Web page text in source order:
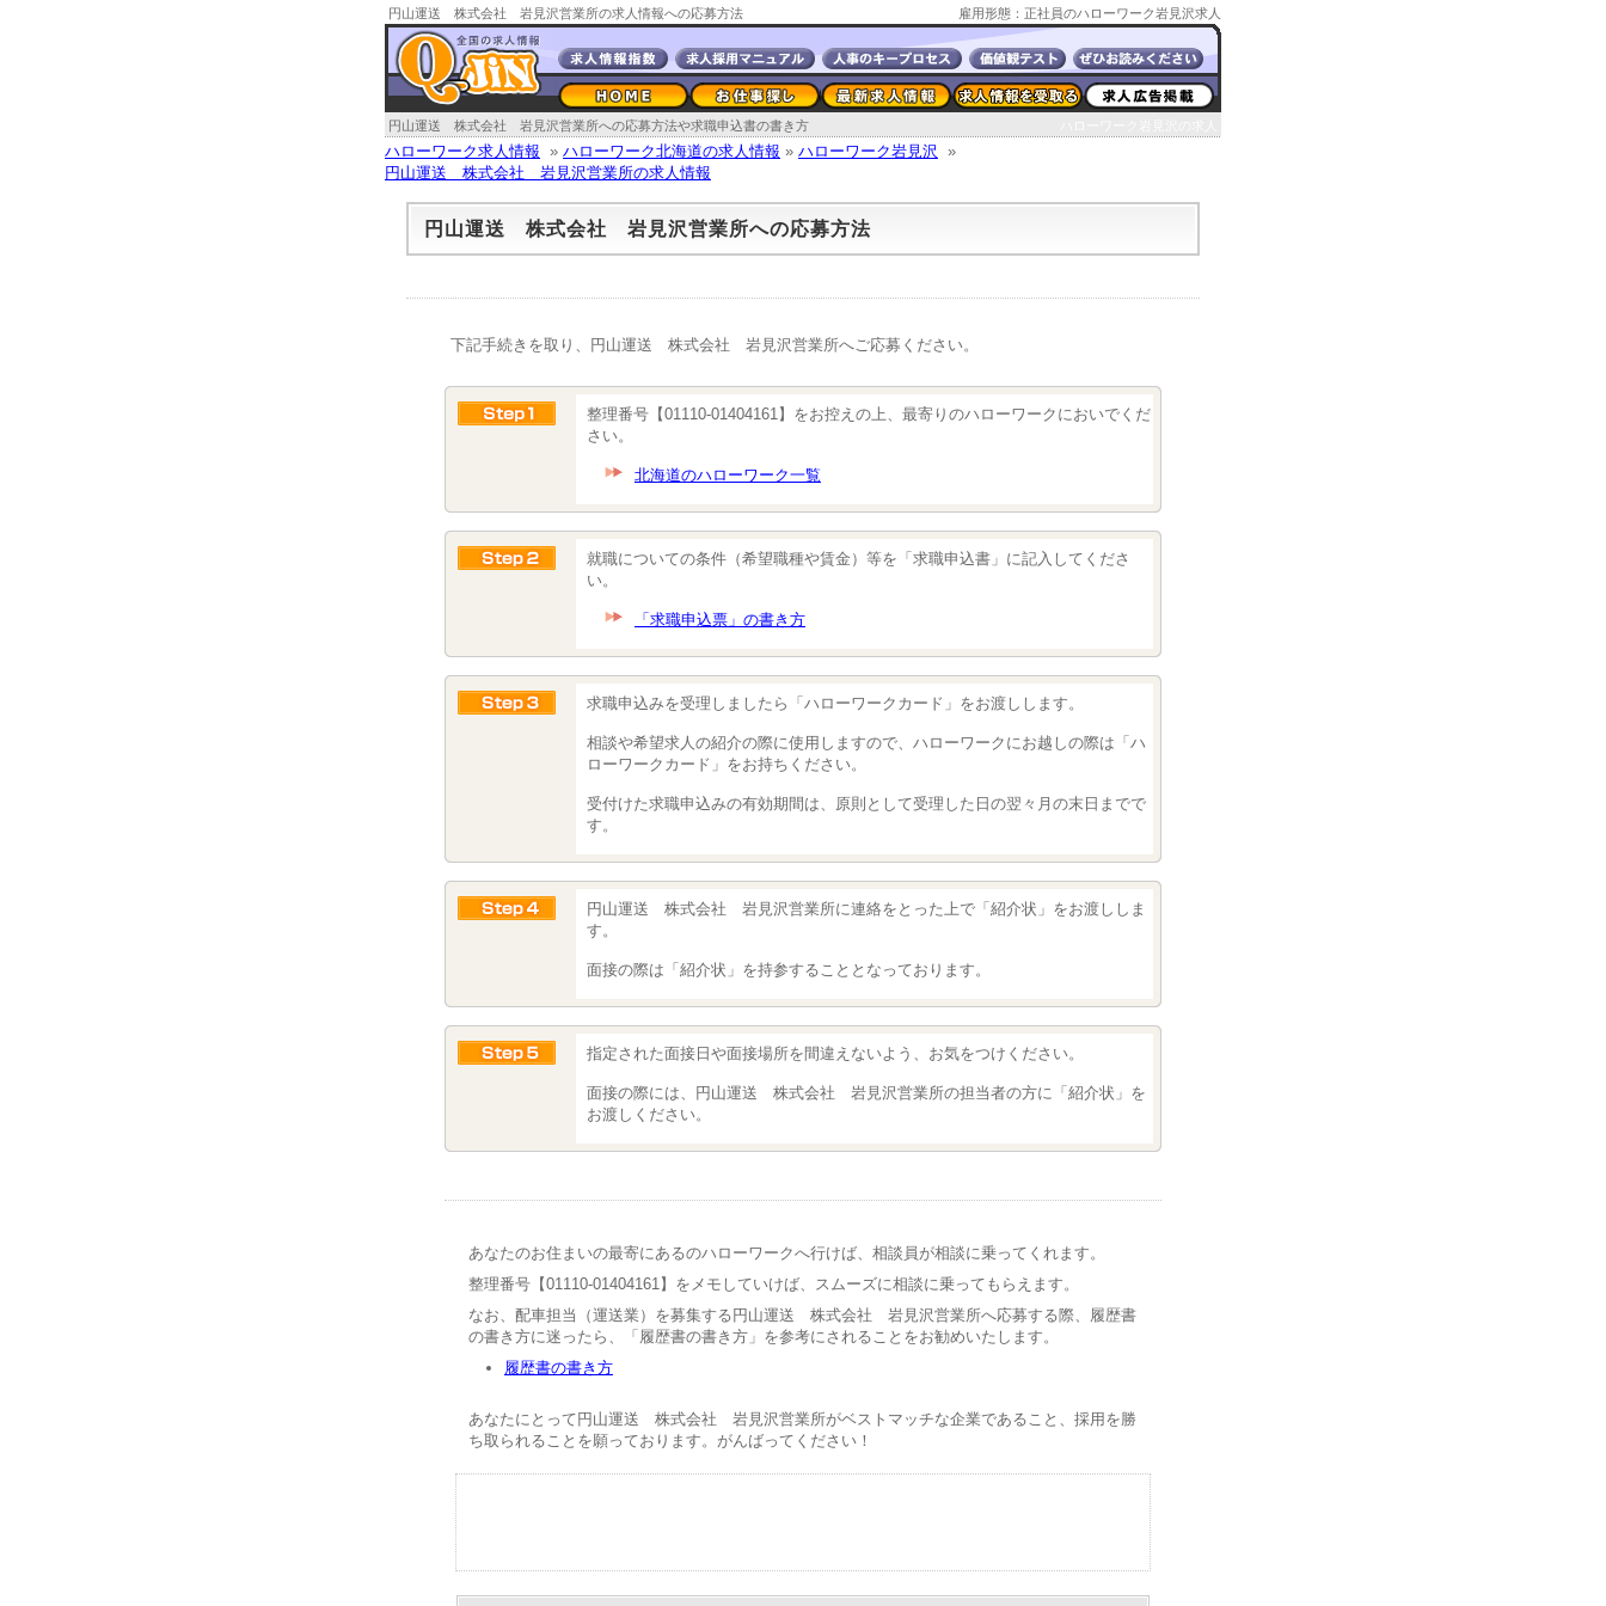
円山運送 株式会社 岩見沢営業所の求人情報への応募方法 雇用形態：正社員のハローワーク岩見沢求人
円山運送 株式会社 岩見沢営業所への応募方法や求職申込書の書き方
ハローワーク求人情報 » ハローワーク北海道の求人情報 » ハローワーク岩見沢
»
円山運送 株式会社 岩見沢営業所の求人情報
円山運送 株式会社 岩見沢営業所への応募方法
下記手続きを取り、円山運送 株式会社 岩見沢営業所へご応募ください。
整理番号【01110-01404161】をお控えの上、最寄りのハローワークにおいでくだ
さい。
北海道のハローワーク一覧
就職についての条件（希望職種や賃金）等を「求職申込書」に記入してくださ
い。
「求職申込票」の書き方
求職申込みを受理しましたら「ハローワークカード」をお渡しします。
相談や希望求人の紹介の際に使用しますので、ハローワークにお越しの際は「ハ
ローワークカード」をお持ちください。
受付けた求職申込みの有効期間は、原則として受理した日の翌々月の末日までで
す。
円山運送 株式会社 岩見沢営業所に連絡をとった上で「紹介状」をお渡ししま
す。
面接の際は「紹介状」を持参することとなっております。
指定された面接日や面接場所を間違えないよう、お気をつけください。
面接の際には、円山運送 株式会社 岩見沢営業所の担当者の方に「紹介状」を
お渡しください。
あなたのお住まいの最寄にあるのハローワークへ行けば、相談員が相談に乗ってくれます。
整理番号【01110-01404161】をメモしていけば、スムーズに相談に乗ってもらえます。
なお、配車担当（運送業）を募集する円山運送 株式会社 岩見沢営業所へ応募する際、履歴書
の書き方に迷ったら、「履歴書の書き方」を参考にされることをお勧めいたします。
履歴書の書き方
あなたにとって円山運送 株式会社 岩見沢営業所がベストマッチな企業であること、採用を勝
ち取られることを願っております。がんばってください！